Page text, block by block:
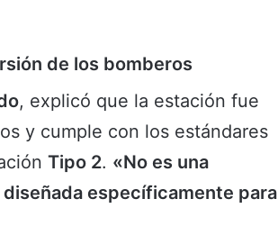
de los bomberos
, explicó que la estación fue
y cumple con los estándares
Tipo 2. «No es una
específicamente para